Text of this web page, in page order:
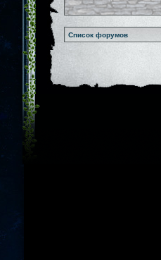
Список форумов